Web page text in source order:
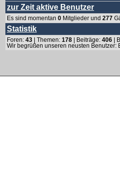
zur Zeit aktive Benutzer
Es sind momentan 0 Mitglieder und 277
Statistik
Foren: 43 | Themen: 178 | Beiträge: 406 |
Wir begrüßen unseren neusten Benutzer: